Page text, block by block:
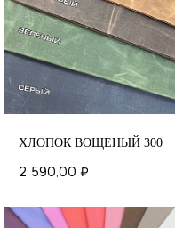
ХЛОПОК ВОЩЕНЫЙ 300
2 590,00 ₽